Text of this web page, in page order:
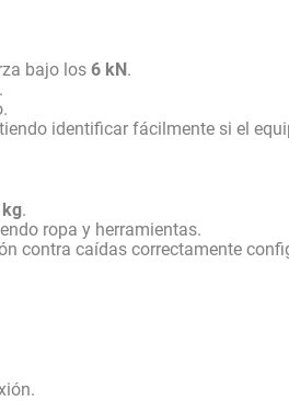
bajo los6 kN.
.
identificar fácilmente si el
.
ropa y herramientas.
contra caídas correctamente